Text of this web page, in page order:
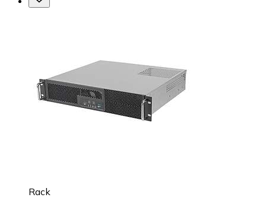
Rack